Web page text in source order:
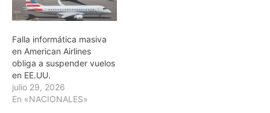
Falla informática masiva
en American Airlines
obliga a suspender vuelos
en EE.UU.
julio 29, 2026
En «NACIONALES»